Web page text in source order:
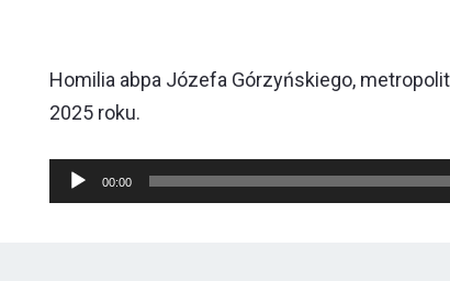
Homilia abpa Józefa Górzyńskiego,
2025 roku.
Odtwarzacz
plików
00:00